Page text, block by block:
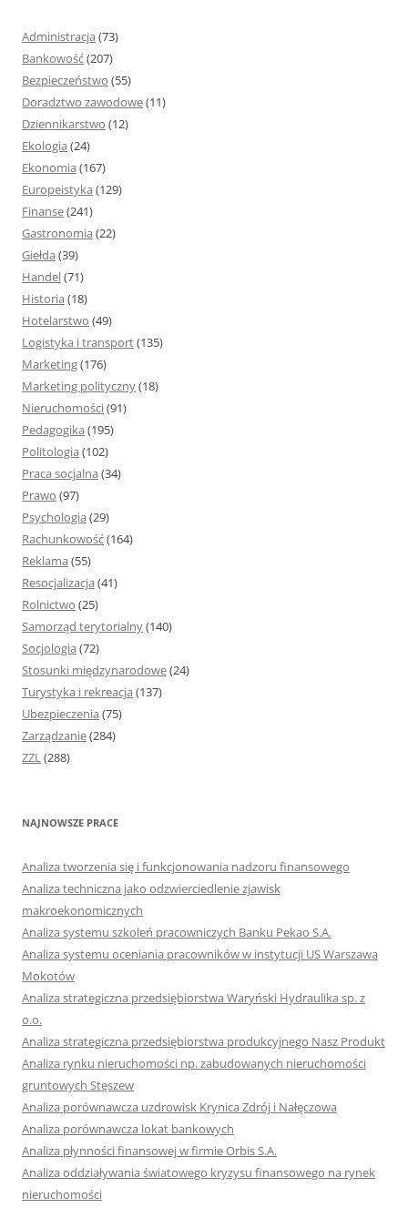
Administracja (73)
Bankowość(207)
Bezpieczeństwo (55)
Doradztwo zawodowe(11)
Dziennikarstwo (12)
Ekologia (24)
Ekonomia (167)
Europeistyka (129)
Finanse(241)
Gastronomia (22)
Giełda (39)
Handel(71)
Historia (18)
Hotelarstwo (49)
Logistyka i transport(135)
Marketing(176)
Marketing polityczny(18)
Nieruchomości(91)
Pedagogika (195)
Politologia (102)
Praca socjalna (34)
Prawo (97)
Psychologia (29)
Rachunkowość(164)
Reklama (55)
Resocjalizacja (41)
Rolnictwo (25)
Samorząd terytorialny(140)
Socjologia (72)
Stosunki międzynarodowe(24)
Turystyka i rekreacja (137)
Ubezpieczenia (75)
Zarządzanie(284)
ZZL(288)
NAJNOWSZE PRACE
Analiza tworzenia się i funkcjonowania nadzoru finansowego
Analiza techniczna jako odzwierciedlenie zjawisk
makroekonomicznych
Analiza systemu szkoleń pracowniczych Banku Pekao S.A.
Analiza systemu oceniania pracowników w instytucji US Warszawa
Mokotów
Analiza strategiczna przedsiębiorstwa Waryński Hydraulika sp. z
o.o.
Analiza strategiczna przedsiębiorstwa produkcyjnego Nasz Produkt
Analiza rynku nieruchomości np. zabudowanych nieruchomości
gruntowych Stęszew
Analiza porównawcza uzdrowisk Krynica Zdrój i Nałęczowa
Analiza porównawcza lokat bankowych
Analiza płynności finansowej w firmie Orbis S.A.
Analiza oddziaływania światowego kryzysu finansowego na rynek
nieruchomości